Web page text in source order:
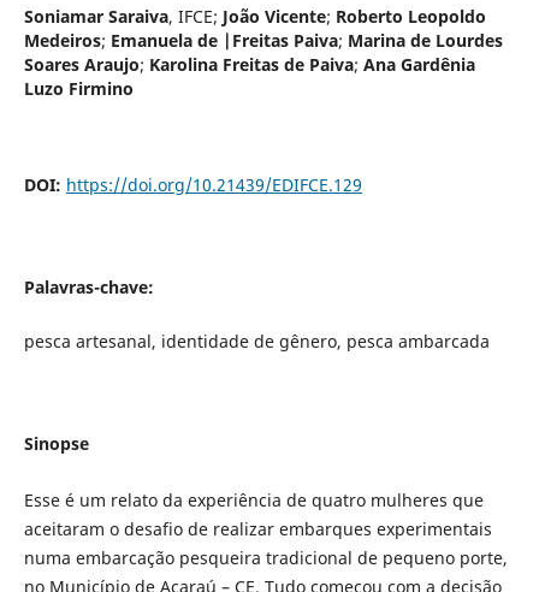
Soniamar Saraiva, IFCE; João Vicente; Roberto Leopoldo
Medeiros; Emanuela de |Freitas Paiva; Marina de Lourdes
Soares Araujo; Karolina Freitas de Paiva; Ana Gardênia
Luzo Firmino
DOI: https://doi.org/10.21439/EDIFCE.129
Palavras-chave:
pesca artesanal, identidade de gênero, pesca ambarcada
Sinopse
Esse é um relato da experiência de quatro mulheres que
aceitaram o desafio de realizar embarques experimentais
numa embarcação pesqueira tradicional de pequeno porte,
no Município de Acaraú – CE. Tudo começou com a decisão